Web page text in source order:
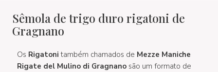
Sêmola de trigo duro rigatoni de
Gragnano
Os Rigatoni também chamados de Mezze Maniche
Rigate del Mulino di Gragnano são um formato de